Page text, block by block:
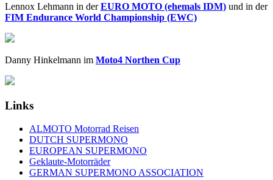
Lennox Lehmann in derEURO MOTO (ehemals IDM) und in der
FIM Endurance World Championship (EWC)
Danny Hinkelmann im Moto4 Northen Cup
Links
ALMOTO Motorrad Reisen
DUTCH SUPERMONO
EUROPEAN SUPERMONO
Geklaute-Motorräder
GERMAN SUPERMONO ASSOCIATION